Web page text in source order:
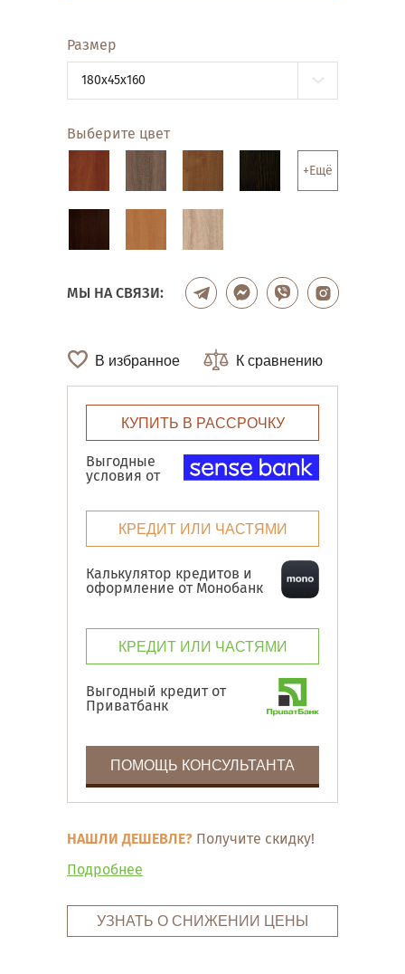
Размер
180x45x160
Выберите цвет
+Ещё
МЫ НА СВЯЗИ:
В избранное К сравнению
КУПИТЬ В РАССРОЧКУ
Выгодные
условия от
КРЕДИТ ИЛИ ЧАСТЯМИ
Калькулятор кредитов и
оформление от Монобанк
КРЕДИТ ИЛИ ЧАСТЯМИ
Выгодный кредит от
Приватбанк
ПОМОЩЬ КОНСУЛЬТАНТА
НАШЛИ ДЕШЕВЛЕ? Получите скидку!
Подробнее
УЗНАТЬ О СНИЖЕНИИ ЦЕНЫ